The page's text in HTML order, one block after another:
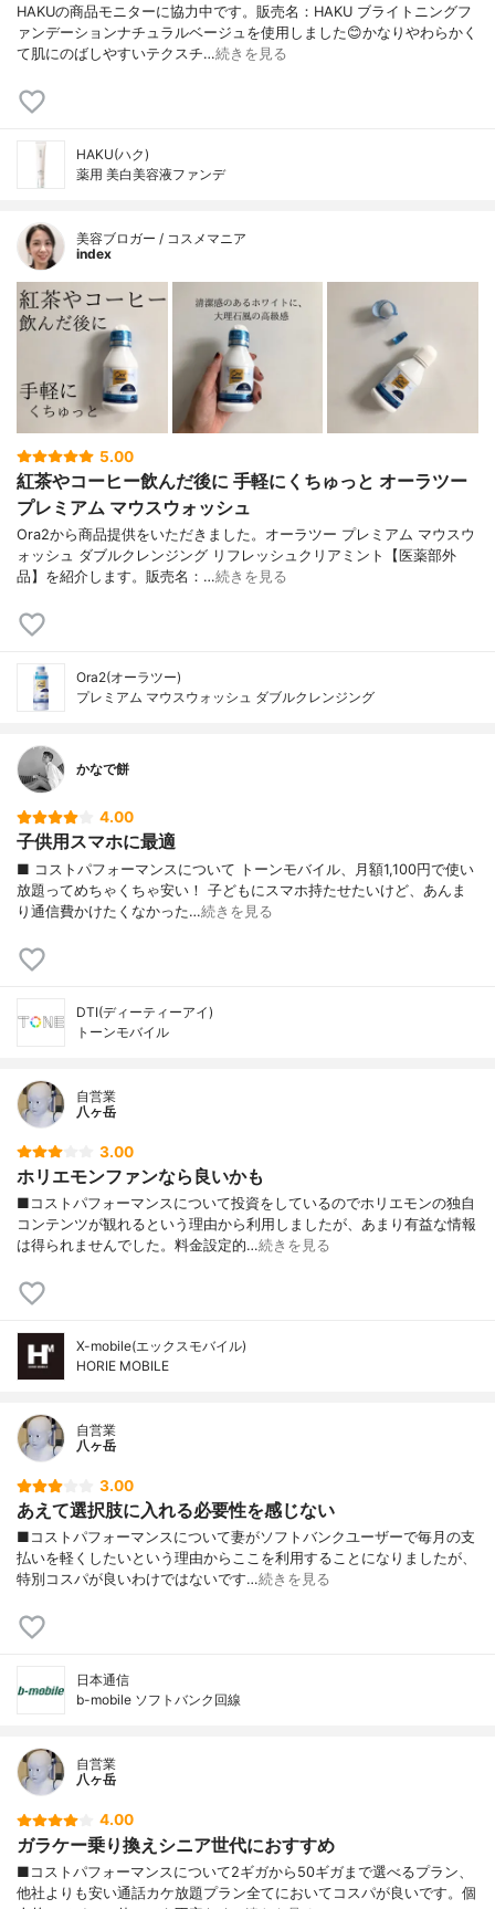
HAKUの商品モニターに協力中です。販売名：HAKU ブライトニングフ
ァンデーションナチュラルベージュを使用しました😊かなりやわらかく
て肌にのばしやすいテクスチ…続きを見る
HAKU(ハク)
薬用 美白美容液ファンデ
美容ブロガー / コスメマニア
index
5.00
紅茶やコーヒー飲んだ後に 手軽にくちゅっと オーラツー
プレミアム マウスウォッシュ
Ora2から商品提供をいただきました。オーラツー プレミアム マウスウ
ォッシュ ダブルクレンジング リフレッシュクリアミント【医薬部外
品】を紹介します。販売名：…続きを見る
Ora2(オーラツー)
プレミアム マウスウォッシュ ダブルクレンジング
かなで餅
4.00
子供用スマホに最適
■ コストパフォーマンスについて トーンモバイル、月額1,100円で使い
放題ってめちゃくちゃ安い！ 子どもにスマホ持たせたいけど、あんま
り通信費かけたくなかった…続きを見る
DTI(ディーティーアイ)
トーンモバイル
自営業
八ヶ岳
3.00
ホリエモンファンなら良いかも
■コストパフォーマンスについて投資をしているのでホリエモンの独自
コンテンツが観れるという理由から利用しましたが、あまり有益な情報
は得られませんでした。料金設定的…続きを見る
X-mobile(エックスモバイル)
HORIE MOBILE
自営業
八ヶ岳
3.00
あえて選択肢に入れる必要性を感じない
■コストパフォーマンスについて妻がソフトバンクユーザーで毎月の支
払いを軽くしたいという理由からここを利用することになりましたが、
特別コスパが良いわけではないです…続きを見る
日本通信
b-mobile ソフトバンク回線
自営業
八ヶ岳
4.00
ガラケー乗り換えシニア世代におすすめ
■コストパフォーマンスについて2ギガから50ギガまで選べるプラン、
他社よりも安い通話カケ放題プラン全てにおいてコスパが良いです。個